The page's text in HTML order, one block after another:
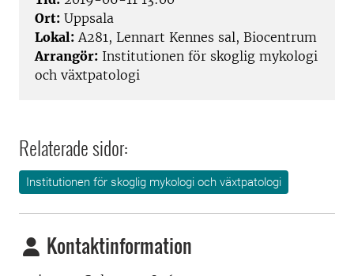
Ort: Uppsala
Lokal: A281, Lennart Kennes sal, Biocentrum
Arrangör: Institutionen för skoglig mykologi
och växtpatologi
Relaterade sidor:
Institutionen för skoglig mykologi och växtpatologi
Kontaktinformation